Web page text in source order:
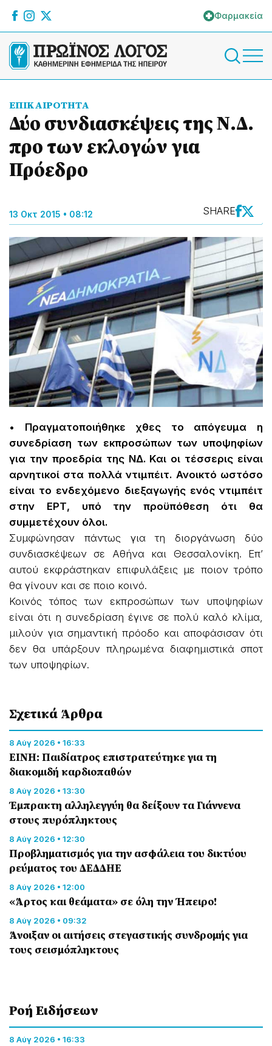
Φαρμακεία
ΕΠΙΚΑΙΡΟΤΗΤΑ
Δύο συνδιασκέψεις της Ν.Δ.
προ των εκλογών για
Πρόεδρο
13 Οκτ 2015 • 08:12 SHARE
• Πραγματοποιήθηκε χθες το απόγευμα η
συνεδρίαση των εκπροσώπων των υποψηφίων
για την προεδρία της ΝΔ. Και οι τέσσερις είναι
αρνητικοί στα πολλά ντιμπέιτ. Ανοικτό ωστόσο
είναι το ενδεχόμενο διεξαγωγής ενός ντιμπέιτ
στην ΕΡΤ, υπό την προϋπόθεση ότι θα
συμμετέχουν όλοι.
Συμφώνησαν πάντως για τη διοργάνωση δύο
συνδιασκέψεων σε Αθήνα και Θεσσαλονίκη. Επ’
αυτού εκφράστηκαν επιφυλάξεις με ποιον τρόπο
θα γίνουν και σε ποιο κοινό.
Κοινός τόπος των εκπροσώπων των υποψηφίων
είναι ότι η συνεδρίαση έγινε σε πολύ καλό κλίμα,
μιλούν για σημαντική πρόοδο και αποφάσισαν ότι
δεν θα υπάρξουν πληρωμένα διαφημιστικά σποτ
των υποψηφίων.
Σχετικά Άρθρα
8 Αύγ 2026 • 16:33
ΕΙΝΗ: Παιδίατρος επιστρατεύτηκε για τη
διακομιδή καρδιοπαθών
8 Αύγ 2026 • 13:30
Έμπρακτη αλληλεγγύη θα δείξουν τα Γιάννενα
στους πυρόπληκτους
8 Αύγ 2026 • 12:30
Προβληματισμός για την ασφάλεια του δικτύου
ρεύματος του ΔΕΔΔΗΕ
8 Αύγ 2026 • 12:00
«Άρτος και θεάματα» σε όλη την Ήπειρο!
8 Αύγ 2026 • 09:32
Άνοιξαν οι αιτήσεις στεγαστικής συνδρομής για
τους σεισμόπληκτους
Ροή Eιδήσεων
8 Αύγ 2026 • 16:33